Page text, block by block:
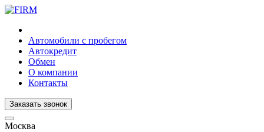
Автомобили с пробегом
Автокредит
Обмен
О компании
Контакты
Заказать звонок
Москва